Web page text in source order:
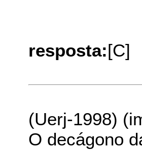
resposta:[C]
(Uerj-1998)
O decágono